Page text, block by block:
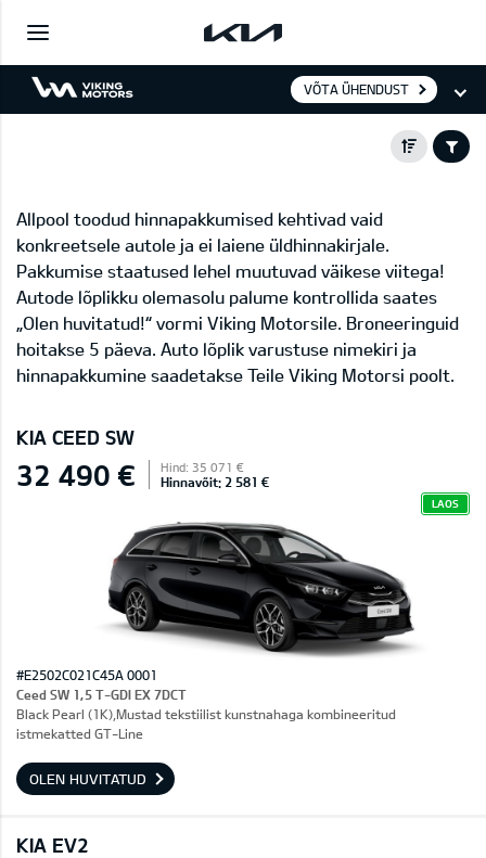
VÕTA ÜHENDUST
Allpool toodud hinnapakkumised kehtivad vaid
konkreetsele autole ja ei laiene üldhinnakirjale.
Pakkumise staatused lehel muutuvad väikese viitega!
Autode lõplikku olemasolu palume kontrollida saates
„Olen huvitatud!“ vormi Viking Motorsile. Broneeringuid
hoitakse 5 päeva. Auto lõplik varustuse nimekiri ja
hinnapakkumine saadetakse Teile Viking Motorsi poolt.
KIA CEED SW
32 490 € Hind: 35 071 €
Hinnavõit: 2 581 €
LAOS
#E2502C021C45A 0001
Ceed SW 1,5 T-GDI EX 7DCT
Black Pearl (1K),Mustad tekstiilist kunstnahaga kombineeritud
istmekatted GT-Line
OLEN HUVITATUD
KIA EV2